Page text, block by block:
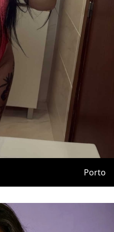
Porto